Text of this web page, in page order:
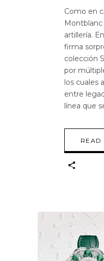
Como en
artillería.
firma
colección
por
los cuales
entre
línea que
READ